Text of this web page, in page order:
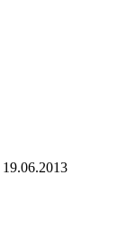
19.06.2013